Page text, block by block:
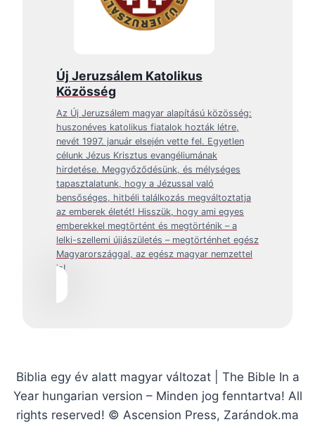
Új Jeruzsálem Katolikus
Közösség
Az Új Jeruzsálem magyar alapítású közösség:
huszonéves katolikus fiatalok hozták létre,
nevét 1997. január elsején vette fel. Egyetlen
célunk Jézus Krisztus evangéliumának
hirdetése. Meggyőződésünk, és mélységes
tapasztalatunk, hogy a Jézussal való
bensőséges, hitbéli találkozás megváltoztatja
az emberek életét! Hisszük, hogy ami egyes
emberekkel megtörtént és megtörténik – a
lelki-szellemi újjászületés – megtörténhet egész
Magyarországgal, az egész magyar nemzettel
is!
Biblia egy év alatt magyar változat | The Bible In a
Year hungarian version – Minden jog fenntartva! All
rights reserved! © Ascension Press, Zarándok.ma